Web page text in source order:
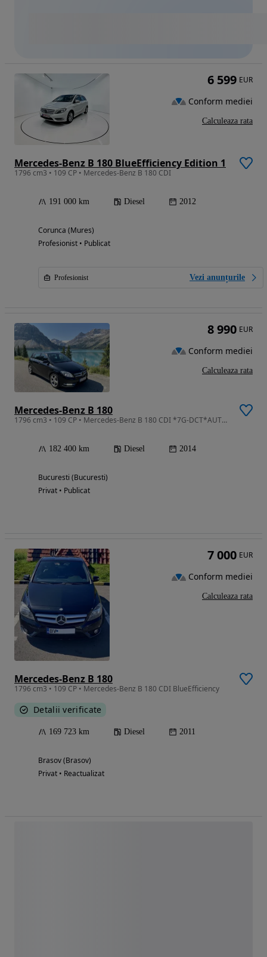
Mercedes-Benz B 180 BlueEfficiency Edition 1
1796 cm3 • 109 CP • Mercedes-Benz B 180 CDI
191 000 km Diesel 2012
Corunca (Mures)
Profesionist • Publicat
Profesionist Vezi anunțurile
6 599 EUR
Conform mediei
Calculeaza rata
Mercedes-Benz B 180
1796 cm3 • 109 CP • Mercedes-Benz B 180 CDI *7G-DCT*AUTOMATIK
182 400 km Diesel 2014
Bucuresti (Bucuresti)
Privat • Publicat
8 990 EUR
Conform mediei
Calculeaza rata
Mercedes-Benz B 180
1796 cm3 • 109 CP • Mercedes-Benz B 180 CDI BlueEfficiency
Detalii verificate
169 723 km Diesel 2011
Brasov (Brasov)
Privat • Reactualizat
7 000 EUR
Conform mediei
Calculeaza rata